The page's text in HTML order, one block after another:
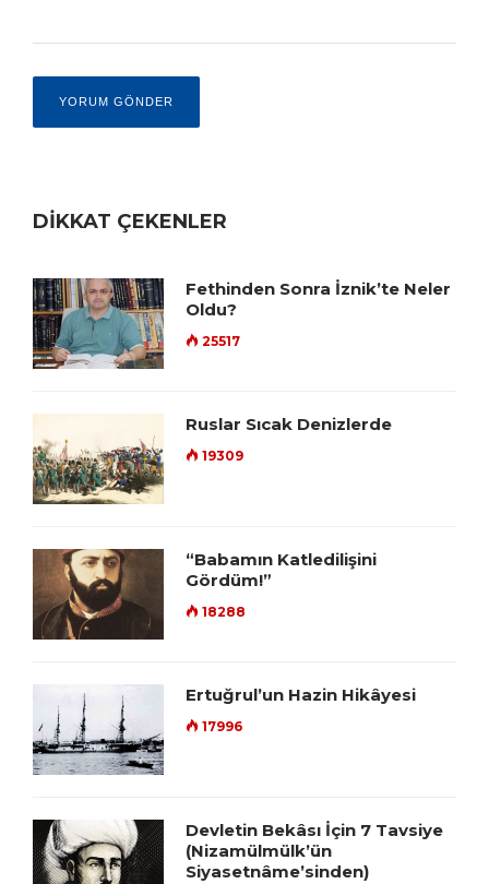
DİKKAT ÇEKENLER
Fethinden Sonra İznik’te Neler
Oldu?
25517
Ruslar Sıcak Denizlerde
19309
“Babamın Katledilişini
Gördüm!”
18288
Ertuğrul’un Hazin Hikâyesi
17996
Devletin Bekâsı İçin 7 Tavsiye
(Nizamülmülk’ün
Siyasetnâme’sinden)